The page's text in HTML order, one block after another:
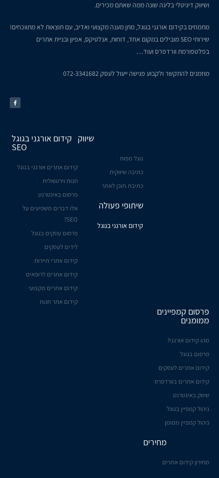
ושיווק דיגיטלי בליגה שונה ממה שאתם מכירים.
מתמחים בקידום אורגני בגוגל, מתן מענה מקצועי ואדיב, עם תוצאות לא מתווכחים!
שירותי SEO מובילים במקום אחד, דוחות, אנלטיקס, אפיון ובניית אתרים
בפלטפורמת וורדפרס ועוד…
מוזמנים להתקשר ולקבוע פגישה ייעול לעסק072-3341682
שיווק
גוגל מפות
כתיבה שיווקית
כתיבת תוכן לאתר
שיתופי פעולה
קידום אורגני בגוגל
קידום אורגני בגוגל
SEO
קידום אתרים אורגני בגוגל
חנות וירטואלית
פרסום באינטרנט
אלו דברים משפיעים על
SEO?
פרסום עסקים בגוגל
לידים לעסקים
קידום אתרי תיירות
קידום אתרים לרופאים
קידום אתרים מקצועי
קידום אתר חנות
פרסום קמפיינים
ממומנים
מהו קידום אורגני?
פרסום בגוגל
קידום אתרים לעסקים
קידום אתרים בוורדפרס
שיווק באינטרנט
ניהול קמפיין בגוגל
ניהול קמפיין ממומן
מחירים
מחירון קידום אתרים